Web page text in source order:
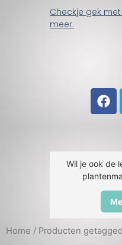
Checkje gek
meer.
Wil je ook de
Home / Producten